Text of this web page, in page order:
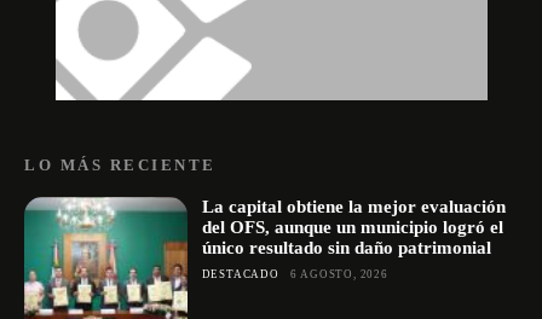
LO MÁS RECIENTE
La capital obtiene la mejor evaluación
del OFS, aunque un municipio logró el
único resultado sin daño patrimonial
DESTACADO 6 AGOSTO, 2026